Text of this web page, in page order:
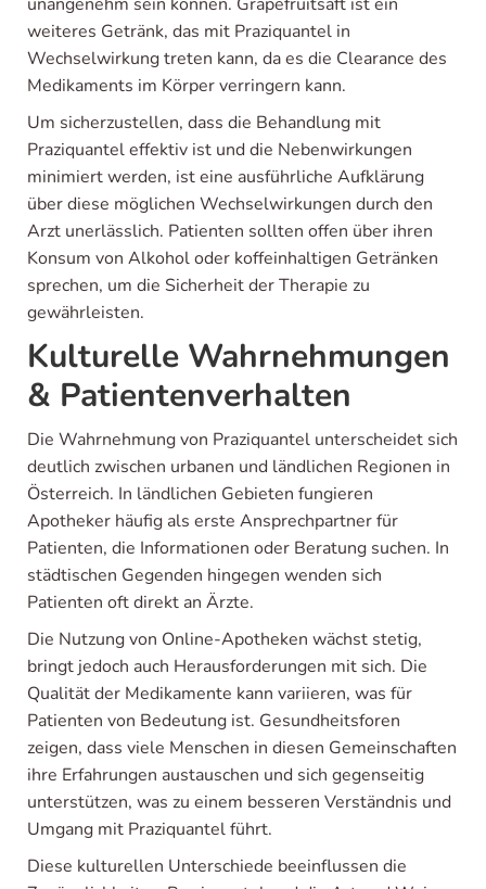
weiteres Getränk, das mit Praziquantel in
Wechselwirkung treten kann, da es die Clearance des
Medikaments im Körper verringern kann.
Um sicherzustellen, dass die Behandlung mit
Praziquantel effektiv ist und die Nebenwirkungen
minimiert werden, ist eine ausführliche Aufklärung
über diese möglichen Wechselwirkungen durch den
Arzt unerlässlich. Patienten sollten offen über ihren
Konsum von Alkohol oder koffeinhaltigen Getränken
sprechen, um die Sicherheit der Therapie zu
gewährleisten.
Kulturelle Wahrnehmungen
& Patientenverhalten
Die Wahrnehmung von Praziquantel unterscheidet sich
deutlich zwischen urbanen und ländlichen Regionen in
Österreich. In ländlichen Gebieten fungieren
Apotheker häufig als erste Ansprechpartner für
Patienten, die Informationen oder Beratung suchen. In
städtischen Gegenden hingegen wenden sich
Patienten oft direkt an Ärzte.
Die Nutzung von Online-Apotheken wächst stetig,
bringt jedoch auch Herausforderungen mit sich. Die
Qualität der Medikamente kann variieren, was für
Patienten von Bedeutung ist. Gesundheitsforen
zeigen, dass viele Menschen in diesen Gemeinschaften
ihre Erfahrungen austauschen und sich gegenseitig
unterstützen, was zu einem besseren Verständnis und
Umgang mit Praziquantel führt.
Diese kulturellen Unterschiede beeinflussen die